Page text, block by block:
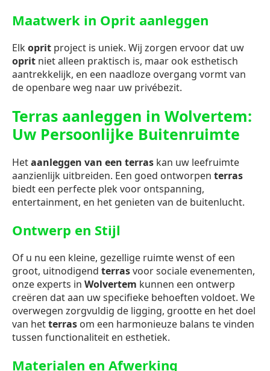
Maatwerk in Oprit aanleggen
Elkoprit project is uniek. Wij zorgen ervoor dat uw
oprit niet alleen praktisch is, maar ook esthetisch
aantrekkelijk, en een naadloze overgang vormt van
de openbare weg naar uw privébezit.
Terras aanleggen in Wolvertem:
Uw Persoonlijke Buitenruimte
Hetaanleggen van een terras kan uw leefruimte
aanzienlijk uitbreiden. Een goed ontworpen terras
biedt een perfecte plek voor ontspanning,
entertainment, en het genieten van de buitenlucht.
Ontwerp en Stijl
Of u nu een kleine, gezellige ruimte wenst of een
groot, uitnodigend terrasvoor sociale evenementen,
onze experts in Wolvertem kunnen een ontwerp
creëren dat aan uw specifieke behoeften voldoet. We
overwegen zorgvuldig de ligging, grootte en het doel
van hetterras om een harmonieuze balans te vinden
tussen functionaliteit en esthetiek.
Materialen en Afwerking